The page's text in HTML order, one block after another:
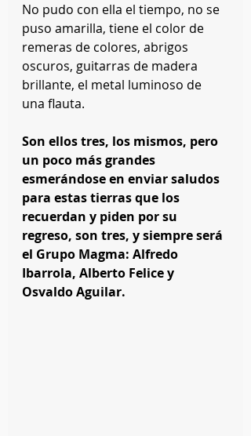
No pudo con ella el tiempo, no se
puso amarilla, tiene el color de
remeras de colores, abrigos
oscuros, guitarras de madera
brillante, el metal luminoso de
una flauta.
Son ellos tres, los mismos, pero
un poco más grandes
esmerándose en enviar saludos
para estas tierras que los
recuerdan y piden por su
regreso, son tres, y siempre será
el Grupo Magma: Alfredo
Ibarrola, Alberto Felice y
Osvaldo Aguilar.